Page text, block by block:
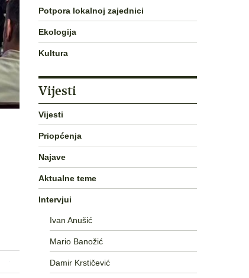
Potpora lokalnoj zajednici
Ekologija
Kultura
Vijesti
Vijesti
Priopćenja
Najave
Aktualne teme
Intervjui
Ivan Anušić
Mario Banožić
Damir Krstičević